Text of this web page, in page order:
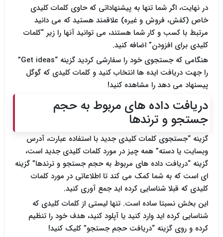
در نهایت، اگر شما تنها به پیشنهاداتی که حاوی کلمات کلیدی
خاص (کفش، فروش و غیره) علاقمند هستید که می دانید
مرتبط با کسب و کار شما هستند، می توانید آنها را زیر “کلمات
کلیدی برای افزودن” اضافه کنید.
هنگامی که جستجوی خود را سفارشی کردید گزینه “Get ideas”
را جهت دریافت ایده ها انتخاب کنید و کلمات کلیدی که گوگل
پیسنهاد می دهد را مشاهده کنید!
دریافت داده های مربوط به حجم
جستجو و ترندها
گزینه “جستجوی کلمات کلیدی جدید با استفاده عبارت، آدرس
وبسایت یا دسته” همه چیز در مورد کلمات کلیدی جدید است،
گزینه “دریافت داده های مربوط به حجم جستجو و ترندها” گزینه
ای است که به شما کمک می کند تا اطلاعاتی در مورد کلمات
کلیدی که قبلا شناسایی کرده اید جمع آوری کنید.
این بخش نسبتا ساده است. تنها لیستی از کلمات کلیدی که
شناسایی کرده اید وارد کنید یا آپلود کنید، هدف خود را تنظیم
کرده و روی گزینه “دریافت حجم جستجو” کلیک کنید!